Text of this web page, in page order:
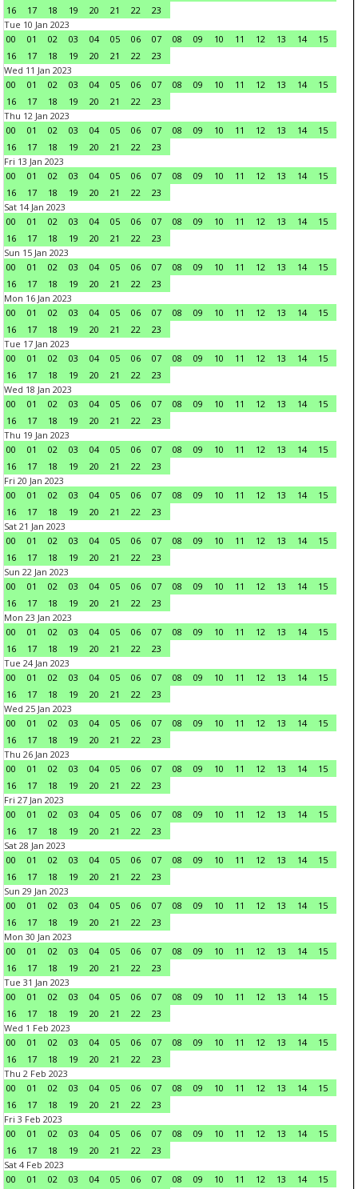
16 17 18 19 20 21 22
23
Tue 10 Jan 2023
00
01 02 03 04 05 06 07 08 09 10 11 12 13 14
15
16
17 18 19 20 21 22
23
Wed 11 Jan 2023
00
01 02 03 04 05 06 07 08 09 10 11 12 13 14
15
16
17 18 19 20 21 22
23
Thu 12 Jan 2023
00
01 02 03 04 05 06 07 08 09 10 11 12 13 14
15
16
17 18 19 20 21 22
23
Fri 13 Jan 2023
00
01 02 03 04 05 06 07 08 09 10 11 12 13 14
15
16
17 18 19 20 21 22
23
Sat 14 Jan 2023
00
01 02 03 04 05 06 07 08 09 10 11 12 13 14
15
16
17 18 19 20 21 22
23
Sun 15 Jan 2023
00
01 02 03 04 05 06 07 08 09 10 11 12 13 14
15
16
17 18 19 20 21 22
23
Mon 16 Jan 2023
00
01 02 03 04 05 06 07 08 09 10 11 12 13 14
15
16
17 18 19 20 21 22
23
Tue 17 Jan 2023
00
01 02 03 04 05 06 07 08 09 10 11 12 13 14
15
16
17 18 19 20 21 22
23
Wed 18 Jan 2023
00
01 02 03 04 05 06 07 08 09 10 11 12 13 14
15
16
17 18 19 20 21 22
23
Thu 19 Jan 2023
00
01 02 03 04 05 06 07 08 09 10 11 12 13 14
15
16
17 18 19 20 21 22
23
Fri 20 Jan 2023
00
01 02 03 04 05 06 07 08 09 10 11 12 13 14
15
16
17 18 19 20 21 22
23
Sat 21 Jan 2023
00
01 02 03 04 05 06 07 08 09 10 11 12 13 14
15
16
17 18 19 20 21 22
23
Sun 22 Jan 2023
00
01 02 03 04 05 06 07 08 09 10 11 12 13 14
15
16
17 18 19 20 21 22
23
Mon 23 Jan 2023
00
01 02 03 04 05 06 07 08 09 10 11 12 13 14
15
16
17 18 19 20 21 22
23
Tue 24 Jan 2023
00
01 02 03 04 05 06 07 08 09 10 11 12 13 14
15
16
17 18 19 20 21 22
23
Wed 25 Jan 2023
00
01 02 03 04 05 06 07 08 09 10 11 12 13 14
15
16
17 18 19 20 21 22
23
Thu 26 Jan 2023
00
01 02 03 04 05 06 07 08 09 10 11 12 13 14
15
16
17 18 19 20 21 22
23
Fri 27 Jan 2023
00
01 02 03 04 05 06 07 08 09 10 11 12 13 14
15
16
17 18 19 20 21 22
23
Sat 28 Jan 2023
00
01 02 03 04 05 06 07 08 09 10 11 12 13 14
15
16
17 18 19 20 21 22
23
Sun 29 Jan 2023
00
01 02 03 04 05 06 07 08 09 10 11 12 13 14
15
16
17 18 19 20 21 22
23
Mon 30 Jan 2023
00
01 02 03 04 05 06 07 08 09 10 11 12 13 14
15
16
17 18 19 20 21 22
23
Tue 31 Jan 2023
00
01 02 03 04 05 06 07 08 09 10 11 12 13 14
15
16
17 18 19 20 21 22
23
Wed 1 Feb 2023
00
01 02 03 04 05 06 07 08 09 10 11 12 13 14
15
16
17 18 19 20 21 22
23
Thu 2 Feb 2023
00
01 02 03 04 05 06 07 08 09 10 11 12 13 14
15
16
17 18 19 20 21 22
23
Fri 3 Feb 2023
00
01 02 03 04 05 06 07 08 09 10 11 12 13 14
15
16
17 18 19 20 21 22
23
Sat 4 Feb 2023
00
01 02 03 04 05 06 07 08 09 10 11 12 13 14
15